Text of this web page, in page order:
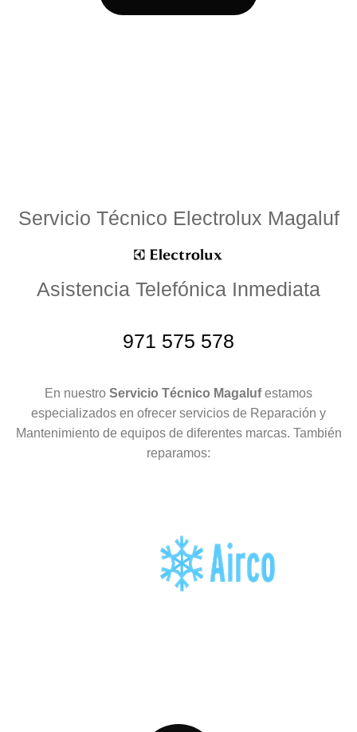
Servicio Técnico Electrolux Magaluf
Asistencia Telefónica Inmediata
971 575 578
En nuestro Servicio Técnico Magalufestamos
especializados en ofrecer servicios de Reparación y
Mantenimiento de equipos de diferentes marcas. También
reparamos: